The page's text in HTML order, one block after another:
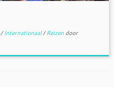
/Internationaal/Reizen door